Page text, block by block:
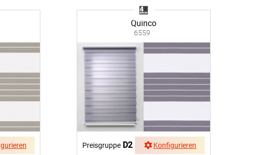
Quinco
6559
Preisgruppe D2 Konfigurieren